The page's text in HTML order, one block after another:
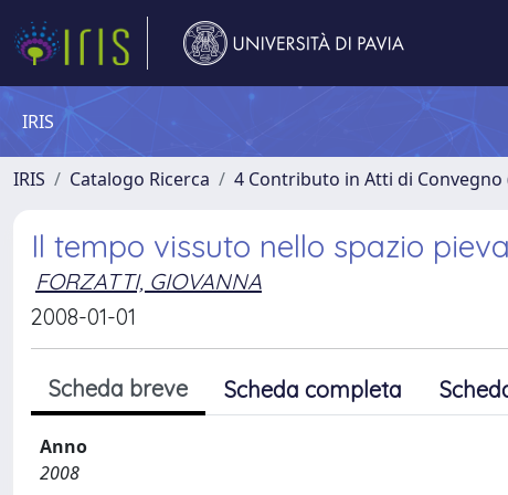
IRIS
IRIS Catalogo Ricerca 4 Contributo in Atti di Convegno
Il tempo vissuto nello spazio
FORZATTI, GIOVANNA
2008-01-01
Scheda breve Scheda completa
Anno
2008